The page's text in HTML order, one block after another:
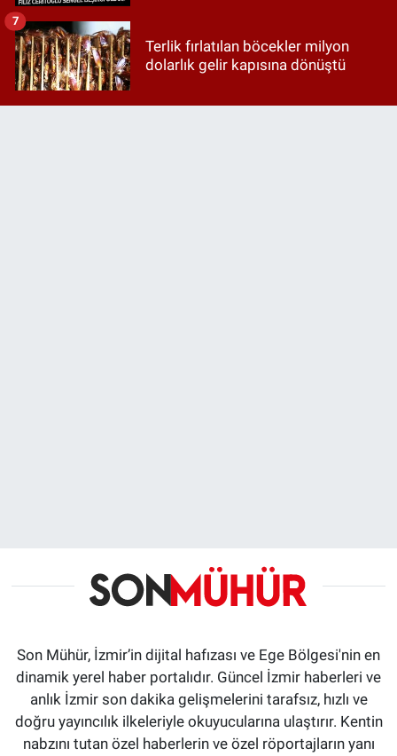
Terlik fırlatılan böcekler milyon
dolarlık gelir kapısına dönüştü
7
Son Mühür, İzmir’in dijital hafızası ve Ege Bölgesi'nin en
dinamik yerel haber portalıdır. Güncel İzmir haberleri ve
anlık İzmir son dakika gelişmelerini tarafsız, hızlı ve
doğru yayıncılık ilkeleriyle okuyucularına ulaştırır. Kentin
nabzını tutan özel haberlerin ve özel röportajların yanı